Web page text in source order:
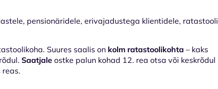
pensionäridele, erivajadustega klientidele, ratastooli
Suures saalis on kolm ratastoolikohta – kaks
Saatjale ostke palun kohad 12. rea otsa või keskrõdul